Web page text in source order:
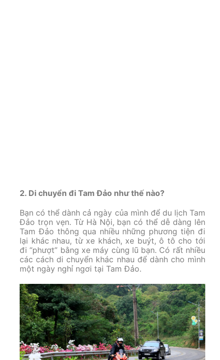
2. Di chuyển đi Tam Đảo như thế nào?
Bạn có thể dành cả ngày của mình để du lịch Tam
Đảo trọn vẹn. Từ Hà Nội, bạn có thể dễ dàng lên
Tam Đảo thông qua nhiều những phương tiện đi
lại khác nhau, từ xe khách, xe buýt, ô tô cho tới
đi “phượt” bằng xe máy cùng lũ bạn. Có rất nhiều
các cách di chuyển khác nhau để dành cho mình
một ngày nghỉ ngơi tại Tam Đảo.